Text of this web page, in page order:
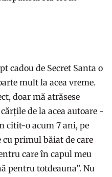
cadou de Secret Santa o
mult la acea vreme.
doar mă atrăsese
de la acea autoare -
citit-o acum 7 ani, pe
primul băiat de care
care în capul meu
pentru totdeauna”. Nu